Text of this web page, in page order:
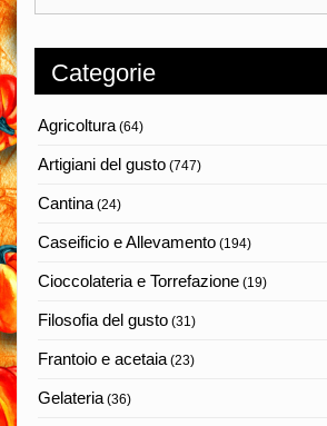
Categorie
Agricoltura(64)
Artigiani del gusto (747)
Cantina(24)
Caseificio e Allevamento (194)
Cioccolateria e Torrefazione (19)
Filosofia del gusto (31)
Frantoio e acetaia(23)
Gelateria(36)